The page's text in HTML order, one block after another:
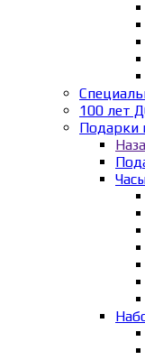
100 лет
Подарки